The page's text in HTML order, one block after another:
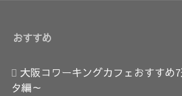
おすすめ
大阪コワーキングカフェおすすめ
タ編～